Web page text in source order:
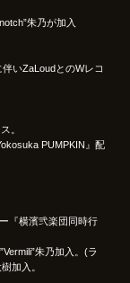
朱乃が加入
いZaLoudとのWレコ
。
PUMPKIN』配
『横濱弐楽団同時行
朱乃加入。(ラ
加入。